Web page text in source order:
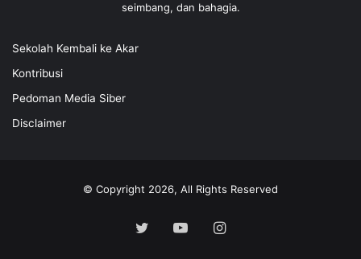
seimbang, dan bahagia.
Sekolah Kembali ke Akar
Kontribusi
Pedoman Media Siber
Disclaimer
© Copyright 2026, All Rights Reserved
Twitter YouTubeInstagram